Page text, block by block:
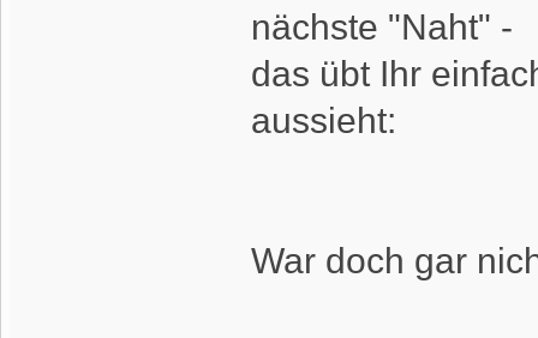
nächste "Naht" -
das übt Ihr
aussieht:
War doch gar